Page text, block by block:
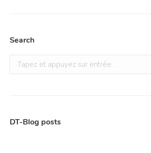
Search
Recherche
DT-Blog posts